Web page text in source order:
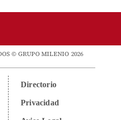
© GRUPO MILENIO 2026
Directorio
Privacidad